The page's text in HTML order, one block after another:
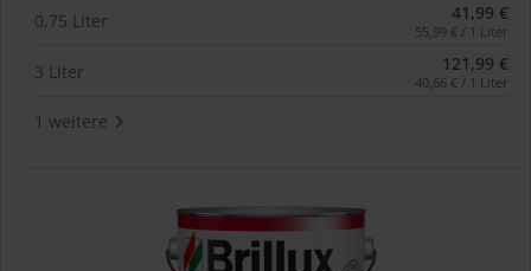
0,75 Liter 41,99 €
55,99 € / 1 Liter
3 Liter 121,99 €
40,66 € / 1 Liter
1 weitere